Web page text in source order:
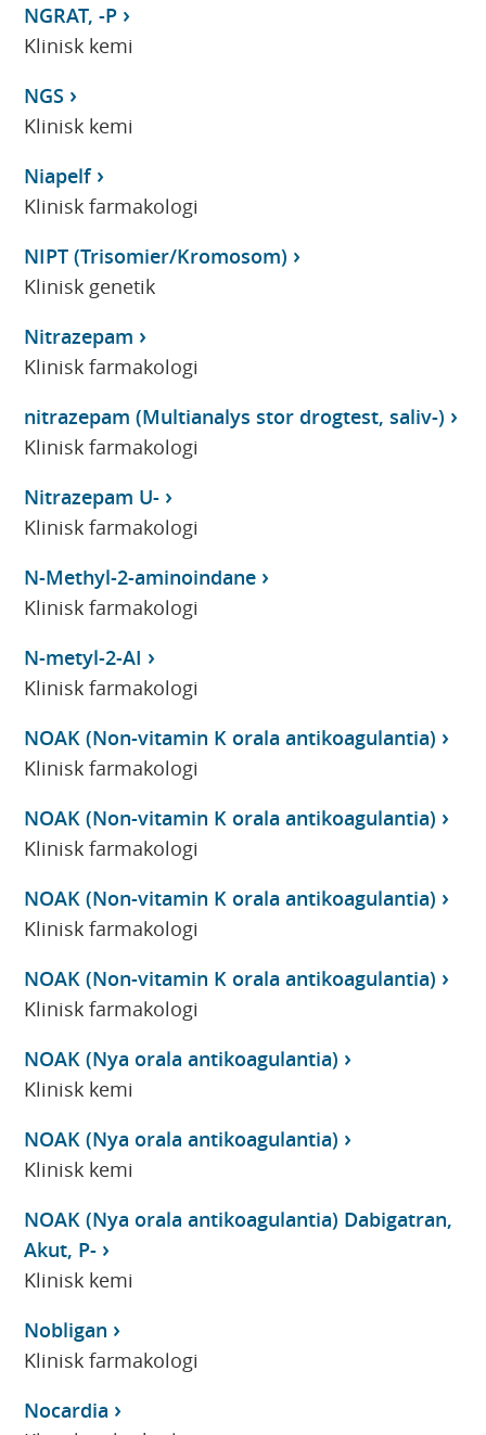
NGRAT, -P
Klinisk kemi
NGS
Klinisk kemi
Niapelf
Klinisk farmakologi
NIPT (Trisomier/Kromosom)
Klinisk genetik
Nitrazepam
Klinisk farmakologi
nitrazepam (Multianalys stor drogtest, saliv-)
Klinisk farmakologi
Nitrazepam U-
Klinisk farmakologi
N-Methyl-2-aminoindane
Klinisk farmakologi
N-metyl-2-AI
Klinisk farmakologi
NOAK (Non-vitamin K orala antikoagulantia)
Klinisk farmakologi
NOAK (Non-vitamin K orala antikoagulantia)
Klinisk farmakologi
NOAK (Non-vitamin K orala antikoagulantia)
Klinisk farmakologi
NOAK (Non-vitamin K orala antikoagulantia)
Klinisk farmakologi
NOAK (Nya orala antikoagulantia)
Klinisk kemi
NOAK (Nya orala antikoagulantia)
Klinisk kemi
NOAK (Nya orala antikoagulantia) Dabigatran,
Akut, P-
Klinisk kemi
Nobligan
Klinisk farmakologi
Nocardia